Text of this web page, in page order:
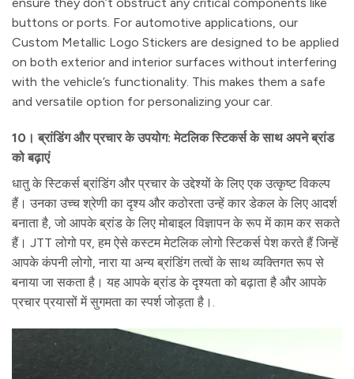
ensure they don’t obstruct any critical components like
buttons or ports. For automotive applications, our
Custom Metallic Logo Stickers are designed to be applied
on both exterior and interior surfaces without interfering
with the vehicle’s functionality. This makes them a safe
and versatile option for personalizing your car.
10। ब्रांडिंग और प्रचार के उपयोग: मेटलिक स्टिकर्स के साथ अपने ब्रांड
को बढ़ाएं
धातु के स्टिकर्स ब्रांडिंग और प्रचार के उद्देश्यों के लिए एक उत्कृष्ट विकल्प
हैं। उनका उच्च श्रेणी का दृश्य और कठोरता उन्हें कार डेकल के लिए आदर्श
बनाता है, जो आपके ब्रांड के लिए मोबाइल विज्ञापन के रूप में काम कर सकते
हैं। JTT लोगो पर, हम ऐसे कस्टम मेटलिक लोगो स्टिकर्स पेश करते हैं जिन्हें
आपके कंपनी लोगो, नारा या अन्य ब्रांडिंग तत्वों के साथ व्यक्तिगत रूप से
बनाया जा सकता है। यह आपके ब्रांड के दृश्यता को बढ़ाता है और आपके
प्रचार प्रयासों में सुगमता का स्पर्श जोड़ता है।.